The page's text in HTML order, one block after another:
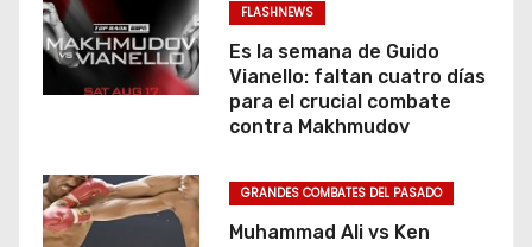
FLASHNEWS
Es la semana de Guido
Vianello: faltan cuatro días
para el crucial combate
contra Makhmudov
GRANDES COMBATES DEL PASADO
Muhammad Ali vs Ken